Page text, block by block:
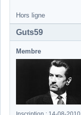
Hors ligne
Guts59
Membre